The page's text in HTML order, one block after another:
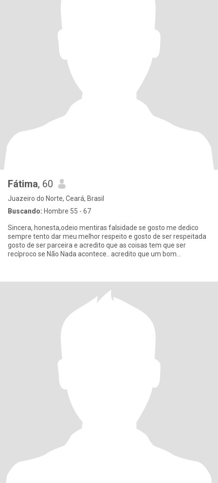
Fátima, 60
Juazeiro do Norte, Ceará, Brasil
Buscando: Hombre 55 - 67
Sincera, honesta,odeio mentiras falsidade se gosto me dedico
sempre tento dar meu melhor respeito e gosto de ser respeitada
gosto de ser parceira e acredito que as coisas tem que ser
recíproco se Não Nada acontece.. acredito que um bom